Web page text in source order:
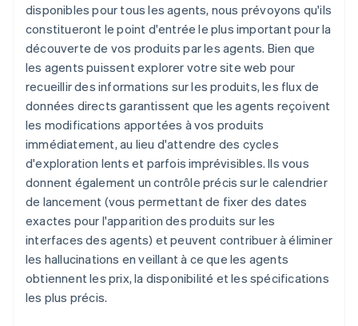
disponibles pour tous les agents, nous prévoyons qu'ils
constitueront le point d'entrée le plus important pour la
découverte de vos produits par les agents. Bien que
les agents puissent explorer votre site web pour
recueillir des informations sur les produits, les flux de
données directs garantissent que les agents reçoivent
les modifications apportées à vos produits
immédiatement, au lieu d'attendre des cycles
d'exploration lents et parfois imprévisibles. Ils vous
donnent également un contrôle précis sur le calendrier
de lancement (vous permettant de fixer des dates
exactes pour l'apparition des produits sur les
interfaces des agents) et peuvent contribuer à éliminer
les hallucinations en veillant à ce que les agents
obtiennent les prix, la disponibilité et les spécifications
les plus précis.